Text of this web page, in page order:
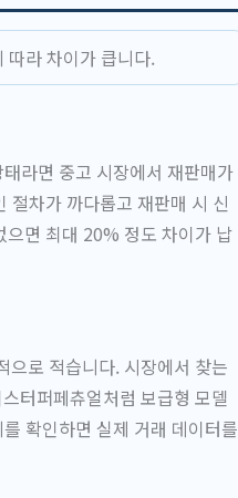
따라 차이가 큽니다.
라면 중고 시장에서 재판매가
절차가 까다롭고 재판매 시 신
면 최대 20% 정도 차이가 납
으로 적습니다. 시장에서 찾는
터퍼페츄얼처럼 보급형 모델
확인하면 실제 거래 데이터를